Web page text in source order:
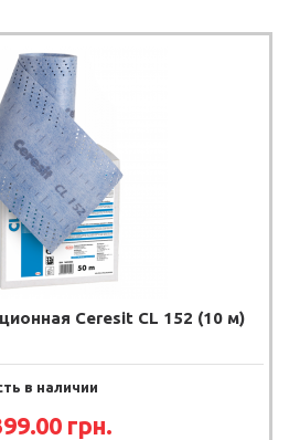
Ceresit CL 152 (10 м)
в наличии
грн.